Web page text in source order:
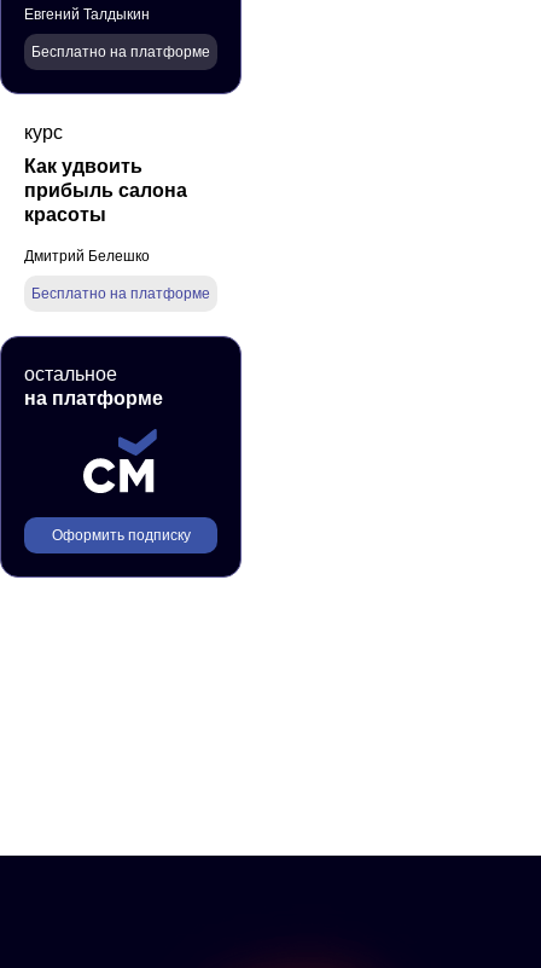
Бесплатно на платформе
Евгений Талдыкин
курс
Как удвоить
прибыль салона
красоты
Бесплатно на платформе
Дмитрий Белешко
остальное
на платформе
Оформить подписку